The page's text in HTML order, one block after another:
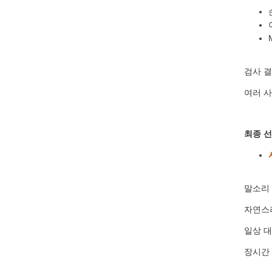
검사
여러
최종
말소
자연
일상
장시